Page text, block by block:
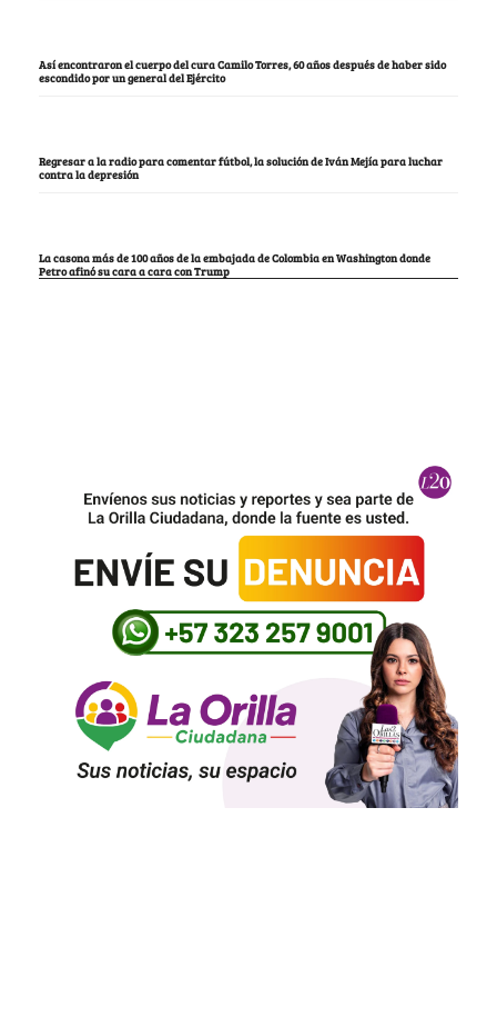
Así encontraron el cuerpo del cura Camilo Torres, 60 años después de haber sido
escondido por un general del Ejército
Regresar a la radio para comentar fútbol, la solución de Iván Mejía para luchar
contra la depresión
La casona más de 100 años de la embajada de Colombia en Washington donde
Petro afinó su cara a cara con Trump